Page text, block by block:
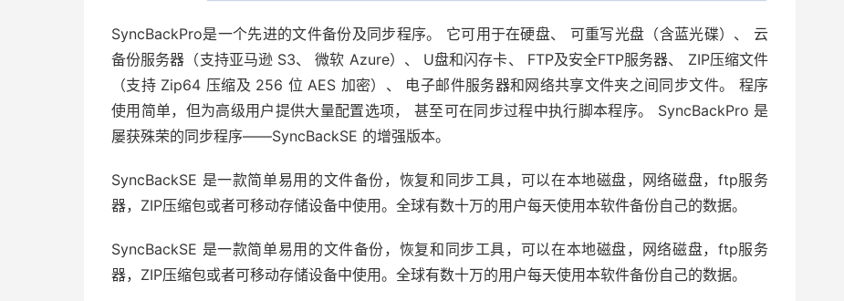
SyncBackPro是一个先进的文件备份及同步程序。 它可用于在硬盘、 可重写光盘（含蓝光碟）、 云
备份服务器（支持亚马逊 S3、 微软 Azure）、 U盘和闪存卡、 FTP及安全FTP服务器、 ZIP压缩文件
（支持 Zip64 压缩及 256 位 AES 加密）、 电子邮件服务器和网络共享文件夹之间同步文件。 程序
使用简单，但为高级用户提供大量配置选项， 甚至可在同步过程中执行脚本程序。 SyncBackPro 是
屡获殊荣的同步程序——SyncBackSE 的增强版本。
SyncBackSE 是一款简单易用的文件备份，恢复和同步工具，可以在本地磁盘，网络磁盘，ftp服务
器，ZIP压缩包或者可移动存储设备中使用。全球有数十万的用户每天使用本软件备份自己的数据。
SyncBackSE 是一款简单易用的文件备份，恢复和同步工具，可以在本地磁盘，网络磁盘，ftp服务
器，ZIP压缩包或者可移动存储设备中使用。全球有数十万的用户每天使用本软件备份自己的数据。